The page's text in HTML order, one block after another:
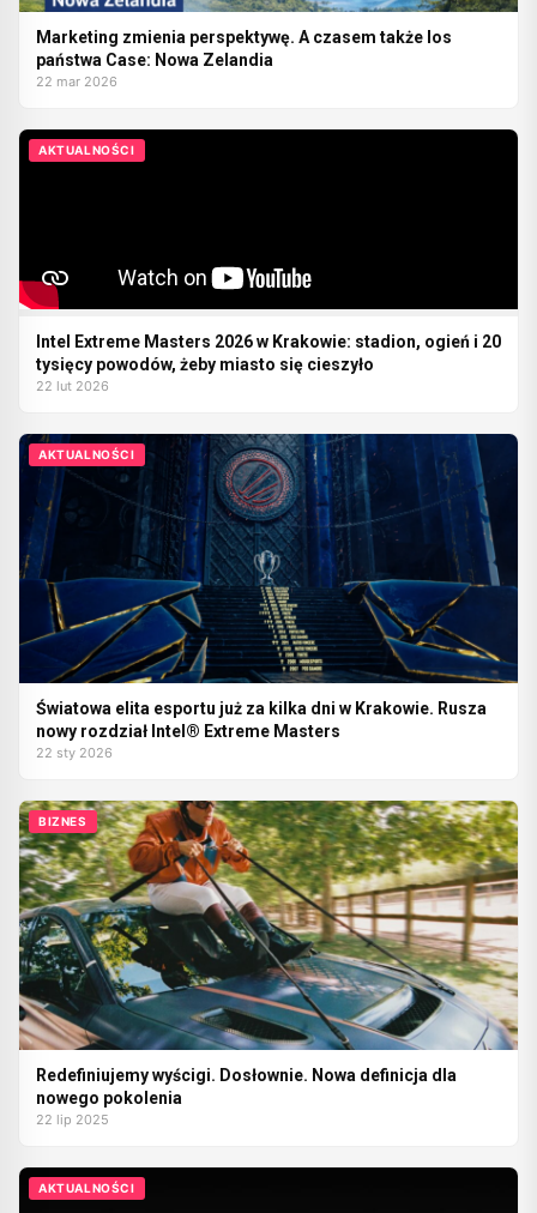
Marketing zmienia perspektywę. A czasem także los
państwa Case: Nowa Zelandia
22 mar 2026
AKTUALNOŚCI
Intel Extreme Masters 2026 w Krakowie: stadion, ogień i 20
tysięcy powodów, żeby miasto się cieszyło
22 lut 2026
AKTUALNOŚCI
Światowa elita esportu już za kilka dni w Krakowie. Rusza
nowy rozdział Intel® Extreme Masters
22 sty 2026
BIZNES
Redefiniujemy wyścigi. Dosłownie. Nowa definicja dla
nowego pokolenia
22 lip 2025
AKTUALNOŚCI